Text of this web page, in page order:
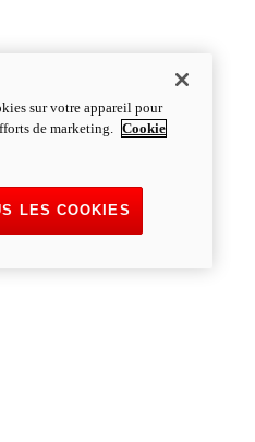
sur votre appareil pour
de marketing. Cookie
LES COOKIES